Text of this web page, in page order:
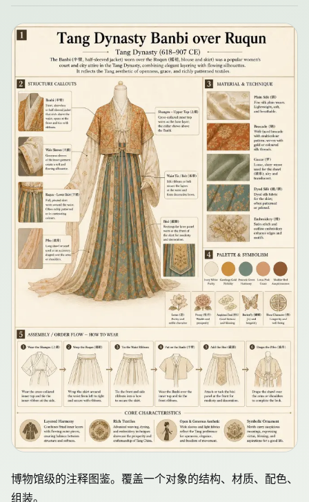
博物馆级的注释图鉴。覆盖一个对象的结构、材质、配色、
组装。